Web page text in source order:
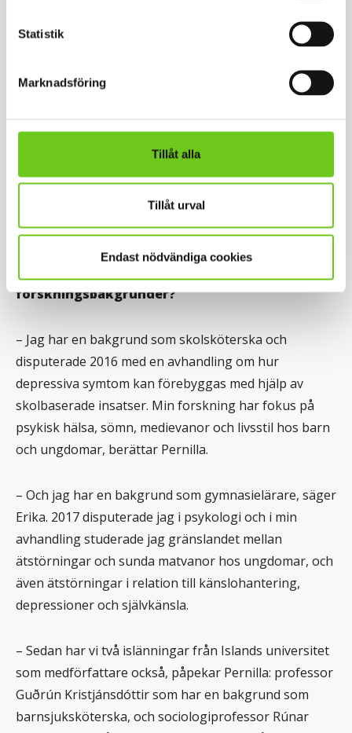
Statistik
Marknadsföring
Tillåt alla
Tillåt urval
Endast nödvändiga cookies
måste man arbeta mer
systematiskt och mer
evidensbaserat med
förebyggande åtgärder.
forskningsbakgrunder?
– Jag har en bakgrund som skolsköterska och
disputerade 2016 med en avhandling om hur
depressiva symtom kan förebyggas med hjälp av
skolbaserade insatser. Min forskning har fokus på
psykisk hälsa, sömn, medievanor och livsstil hos barn
och ungdomar, berättar Pernilla.
– Och jag har en bakgrund som gymnasielärare, säger
Erika. 2017 disputerade jag i psykologi och i min
avhandling studerade jag gränslandet mellan
ätstörningar och sunda matvanor hos ungdomar, och
även ätstörningar i relation till känslohantering,
depressioner och självkänsla.
– Sedan har vi två islänningar från Islands universitet
som medförfattare också, påpekar Pernilla: professor
Guðrún Kristjánsdóttir som har en bakgrund som
barnsjuksköterska, och sociologiprofessor Rúnar